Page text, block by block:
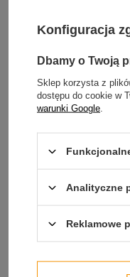
Konfiguracja
Dbamy o Twoją
Sklep korzysta z
dostępu do cookie w
warunki Google
Analityczne
Reklamowe